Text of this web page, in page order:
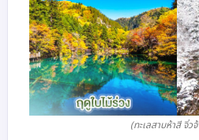
(ทะเลสาบห้าสี จิ่ว